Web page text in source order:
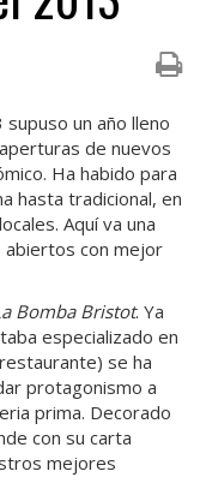
un año lleno
de nuevos
Ha habido para
hasta tradicional, en
Aquí va una
abiertos con mejor
Bomba Bristot. Ya
especializado en
se ha
protagonismo a
prima. Decorado
con su carta
mejores